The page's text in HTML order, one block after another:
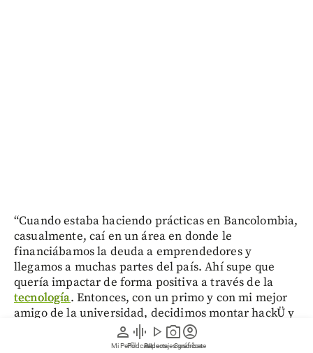
person
Mi Perfil
graphic_eq
Pódcast
play_arrow
Videos
photo_camera
Reportajes gráficos
account_circle
Suscríbete
“Cuando estaba haciendo prácticas en Bancolombia,
casualmente, caí en un área en donde le
financiábamos la deuda a emprendedores y
llegamos a muchas partes del país. Ahí supe que
quería impactar de forma positiva a través de la
tecnología. Entonces, con un primo y con mi mejor
amigo de la universidad, decidimos montar hackÜ y
vamos a hacer algo significativo por la
educación (...) Que la persona no tenga que ir al